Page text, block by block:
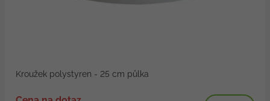
Kroužek polystyren - 25 cm půlka